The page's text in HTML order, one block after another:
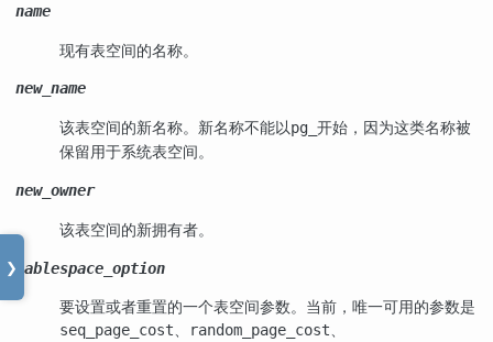
❯
name
现有表空间的名称。
new_name
该表空间的新名称。新名称不能以pg_ 开始，因为这类名称被
保留用于系统表空间。
new_owner
该表空间的新拥有者。
tablespace_option
要设置或者重置的一个表空间参数。当前，唯一可用的参数是
seq_page_cost、 random_page_cost、